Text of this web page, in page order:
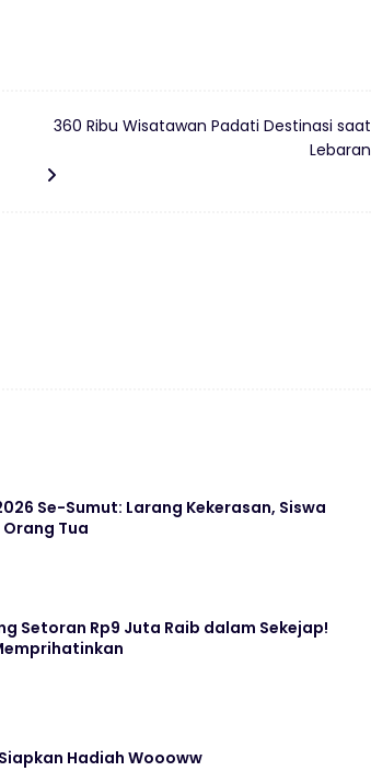
360 Ribu Wisatawan Padati Destinasi saat
Lebaran
Se-Sumut: Larang Kekerasan, Siswa
Tua
Setoran Rp9 Juta Raib dalam Sekejap!
Hadiah Woooww